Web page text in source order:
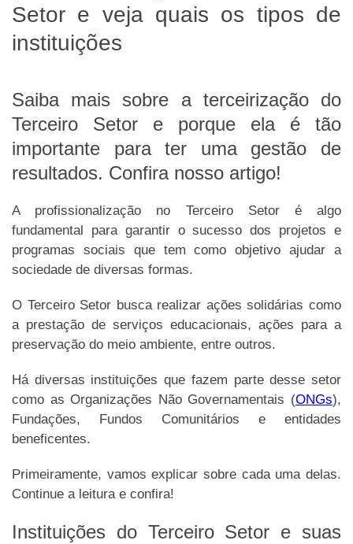
Setor e veja quais os tipos de
instituições
Saiba mais sobre a terceirização do
Terceiro Setor e porque ela é tão
importante para ter uma gestão de
resultados. Confira nosso artigo!
A profissionalização no Terceiro Setor é algo
fundamental para garantir o sucesso dos projetos e
programas sociais que tem como objetivo ajudar a
sociedade de diversas formas.
O Terceiro Setor busca realizar ações solidárias como
a prestação de serviços educacionais, ações para a
preservação do meio ambiente, entre outros.
Há diversas instituições que fazem parte desse setor
como as Organizações Não Governamentais (ONGs),
Fundações, Fundos Comunitários e entidades
beneficentes.
Primeiramente, vamos explicar sobre cada uma delas.
Continue a leitura e confira!
Instituições do Terceiro Setor e suas